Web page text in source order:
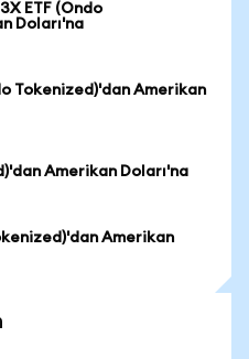
ETF (Ondo
Doları'na
Tokenized)'dan Amerikan
Amerikan Doları'na
Amerikan